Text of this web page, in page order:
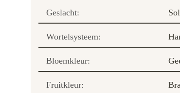
Geslacht:
Wortelsysteem:
Bloemkleur:
Fruitkleur: